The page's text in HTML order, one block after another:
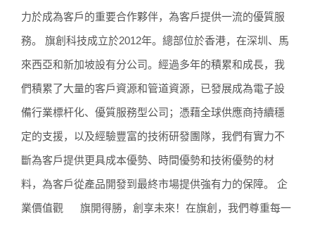
力於成為客戶的重要合作夥伴，為客戶提供一流的優質服
務。 旗創科技成立於2012年。總部位於香港，在深圳、馬
來西亞和新加坡設有分公司。經過多年的積累和成長，我
們積累了大量的客戶資源和管道資源，已發展成為電子設
備行業標杆化、優質服務型公司；憑藉全球供應商持續穩
定的支援，以及經驗豐富的技術研發團隊，我們有實力不
斷為客戶提供更具成本優勢、時間優勢和技術優勢的材
料，為客戶從產品開發到最終市場提供強有力的保障。 企
業價值觀 旗開得勝，創享未來！在旗創，我們尊重每一